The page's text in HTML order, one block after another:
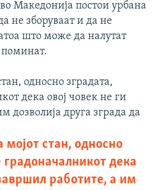
Македонија постои урбана
не зборуваат и да не
што може да налутат
односно зградата,
дека овој човек не ги
дозволија друга зграда да
мојот стан, односно
дека
работите, а им